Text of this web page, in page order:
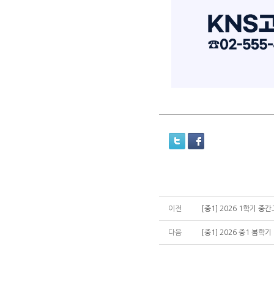
이전 [중1] 2026 1학기 중간
다음 [중1] 2026 중1 봄학기